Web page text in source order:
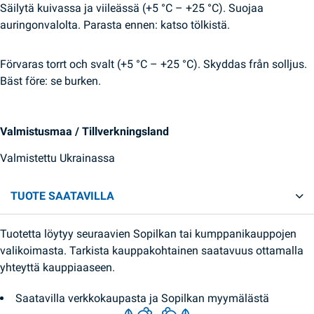
Säilytä kuivassa ja viileässä (+5 °C – +25 °C). Suojaa
auringonvalolta. Parasta ennen: katso tölkistä.
Förvaras torrt och svalt (+5 °C – +25 °C). Skyddas från solljus.
Bäst före: se burken.
Valmistusmaa / Tillverkningsland
Valmistettu Ukrainassa
TUOTE SAATAVILLA
Tuotetta löytyy seuraavien Sopilkan tai kumppanikauppojen
valikoimasta. Tarkista kauppakohtainen saatavuus ottamalla
yhteyttä kauppiaaseen.
Saatavilla verkkokaupasta ja Sopilkan myymälästä